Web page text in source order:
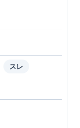
スレ